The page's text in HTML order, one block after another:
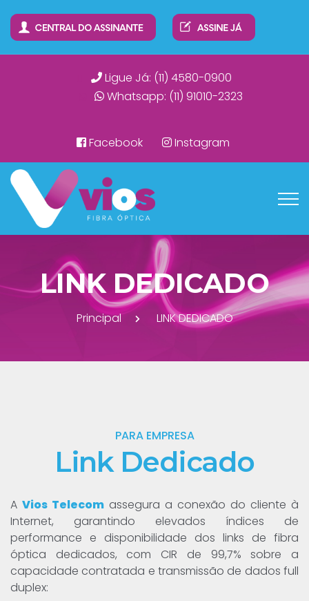
Ligue Já: (11) 4580-0900
Whatsapp: (11) 91010-2323
Facebook Instagram
LINK DEDICADO
Principal LINK DEDICADO
PARA EMPRESA
Link Dedicado
A Vios Telecom assegura a conexão do cliente à
Internet, garantindo elevados índices de
performance e disponibilidade dos links de fibra
óptica dedicados, com CIR de 99,7% sobre a
capacidade contratada e transmissão de dados full
duplex: